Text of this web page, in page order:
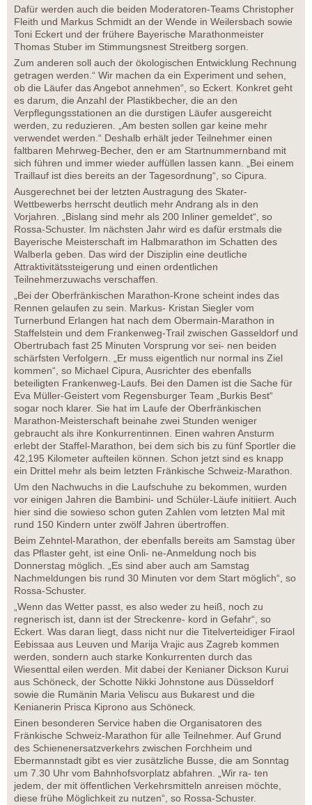
Dafür werden auch die beiden Moderatoren-Teams Christopher
Fleith und Markus Schmidt an der Wende in Weilersbach sowie
Toni Eckert und der frühere Bayerische Marathonmeister
Thomas Stuber im Stimmungsnest Streitberg sorgen.
Zum anderen soll auch der ökologischen Entwicklung Rechnung
getragen werden.“ Wir machen da ein Experiment und sehen,
ob die Läufer das Angebot annehmen“, so Eckert. Konkret geht
es darum, die Anzahl der Plastikbecher, die an den
Verpflegungsstationen an die durstigen Läufer ausgereicht
werden, zu reduzieren. „Am besten sollen gar keine mehr
verwendet werden.“ Deshalb erhält jeder Teilnehmer einen
faltbaren Mehrweg-Becher, den er am Startnummernband mit
sich führen und immer wieder auffüllen lassen kann. „Bei einem
Traillauf ist dies bereits an der Tagesordnung“, so Cipura.
Ausgerechnet bei der letzten Austragung des Skater-
Wettbewerbs herrscht deutlich mehr Andrang als in den
Vorjahren. „Bislang sind mehr als 200 Inliner gemeldet“, so
Rossa-Schuster. Im nächsten Jahr wird es dafür erstmals die
Bayerische Meisterschaft im Halbmarathon im Schatten des
Walberla geben. Das wird der Disziplin eine deutliche
Attraktivitätssteigerung und einen ordentlichen
Teilnehmerzuwachs verschaffen.
„Bei der Oberfränkischen Marathon-Krone scheint indes das
Rennen gelaufen zu sein. Markus- Kristan Siegler vom
Turnerbund Erlangen hat nach dem Obermain-Marathon in
Staffelstein und dem Frankenweg-Trail zwischen Gasseldorf und
Obertrubach fast 25 Minuten Vorsprung vor sei- nen beiden
schärfsten Verfolgern. „Er muss eigentlich nur normal ins Ziel
kommen“, so Michael Cipura, Ausrichter des ebenfalls
beteiligten Frankenweg-Laufs. Bei den Damen ist die Sache für
Eva Müller-Geistert vom Regensburger Team „Burkis Best“
sogar noch klarer. Sie hat im Laufe der Oberfränkischen
Marathon-Meisterschaft beinahe zwei Stunden weniger
gebraucht als ihre Konkurrentinnen. Einen wahren Ansturm
erlebt der Staffel-Marathon, bei dem sich bis zu fünf Sportler die
42,195 Kilometer aufteilen können. Schon jetzt sind es knapp
ein Drittel mehr als beim letzten Fränkische Schweiz-Marathon.
Um den Nachwuchs in die Laufschuhe zu bekommen, wurden
vor einigen Jahren die Bambini- und Schüler-Läufe initiiert. Auch
hier sind die sowieso schon guten Zahlen vom letzten Mal mit
rund 150 Kindern unter zwölf Jahren übertroffen.
Beim Zehntel-Marathon, der ebenfalls bereits am Samstag über
das Pflaster geht, ist eine Onli- ne-Anmeldung noch bis
Donnerstag möglich. „Es sind aber auch am Samstag
Nachmeldungen bis rund 30 Minuten vor dem Start möglich“, so
Rossa-Schuster.
„Wenn das Wetter passt, es also weder zu heiß, noch zu
regnerisch ist, dann ist der Streckenre- kord in Gefahr“, so
Eckert. Was daran liegt, dass nicht nur die Titelverteidiger Firaol
Eebissaa aus Leuven und Marija Vrajic aus Zagreb kommen
werden, sondern auch starke Konkurrenten durch das
Wiesenttal eilen werden. Mit dabei der Kenianer Dickson Kurui
aus Schöneck, der Schotte Nikki Johnstone aus Düsseldorf
sowie die Rumänin Maria Veliscu aus Bukarest und die
Kenianerin Prisca Kiprono aus Schöneck.
Einen besonderen Service haben die Organisatoren des
Fränkische Schweiz-Marathon für alle Teilnehmer. Auf Grund
des Schienenersatzverkehrs zwischen Forchheim und
Ebermannstadt gibt es vier zusätzliche Busse, die am Sonntag
um 7.30 Uhr vom Bahnhofsvorplatz abfahren. „Wir ra- ten
jedem, der mit öffentlichen Verkehrsmitteln anreisen möchte,
diese frühe Möglichkeit zu nutzen“, so Rossa-Schuster.